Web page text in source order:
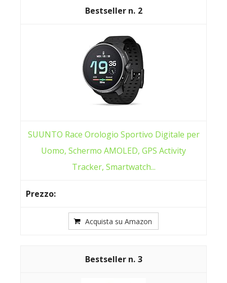
2
SUUNTO Race Orologio Sportivo Digitale per
Uomo, Schermo AMOLED, GPS Activity
Tracker, Smartwatch...
Acquista su Amazon
3